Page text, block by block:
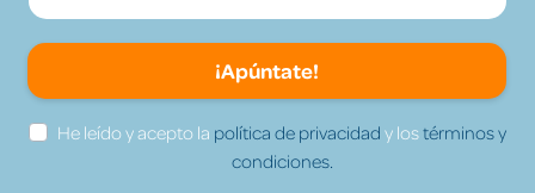
¡Apúntate!
He leído y acepto la política de privacidad y lostérminos y
condiciones.